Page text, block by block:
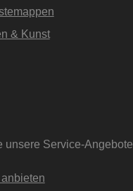
& Kunst
unsere Service-Angebote